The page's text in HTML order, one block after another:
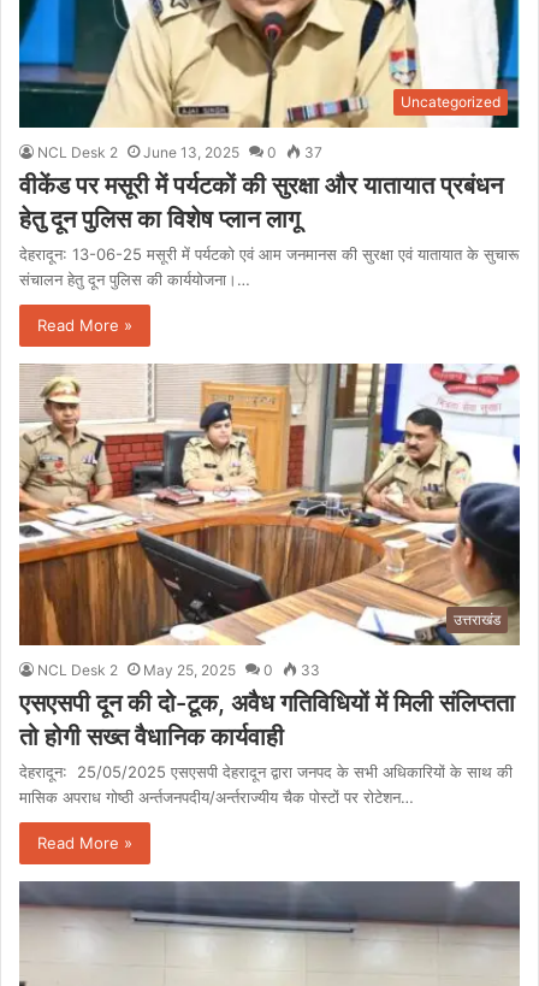
Uncategorized
NCL Desk 2 June 13, 2025 0 37
वीकेंड पर मसूरी में पर्यटकों की सुरक्षा और यातायात प्रबंधन
हेतु दून पुलिस का विशेष प्लान लागू
देहरादून: 13-06-25 मसूरी में पर्यटको एवं आम जनमानस की सुरक्षा एवं यातायात के सुचारू
संचालन हेतु दून पुलिस की कार्ययोजना।…
Read More »
उत्तराखंड
NCL Desk 2 May 25, 2025 0 33
एसएसपी दून की दो-टूक, अवैध गतिविधियों में मिली संलिप्तता
तो होगी सख्त वैधानिक कार्यवाही
देहरादून: 25/05/2025 एसएसपी देहरादून द्वारा जनपद के सभी अधिकारियों के साथ की
मासिक अपराध गोष्ठी अर्न्तजनपदीय/अर्न्तराज्यीय चैक पोस्टों पर रोटेशन…
Read More »